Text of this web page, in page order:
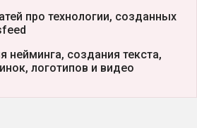
про технологии, созданных
нейминга, создания текста,
логотипов и видео